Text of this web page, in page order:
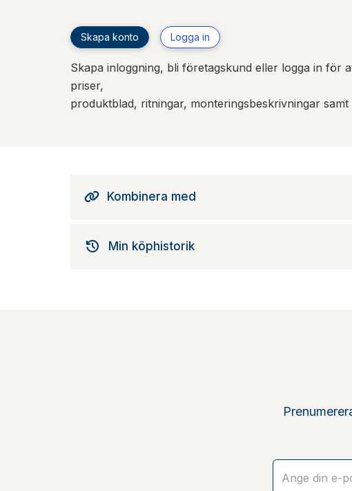
Skapa konto Logga in
Skapa inloggning, bli företagskund eller logga in för
priser,
produktblad, ritningar, monteringsbeskrivningar
Kombinera med
Min köphistorik